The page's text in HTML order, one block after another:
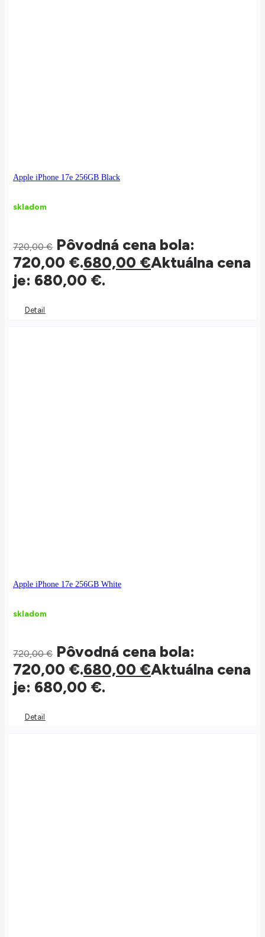
Apple iPhone 17e 256GB Black
skladom
720,00€ Pôvodná cena bola:
720,00 €.680,00 €Aktuálna cena
je: 680,00 €.
Detail
Apple iPhone 17e 256GB White
skladom
720,00€ Pôvodná cena bola:
720,00 €.680,00 €Aktuálna cena
je: 680,00 €.
Detail